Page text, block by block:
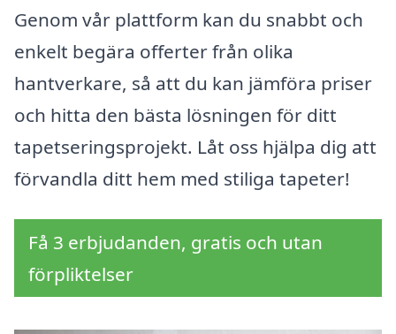
Genom vår plattform kan du snabbt och
enkelt begära offerter från olika
hantverkare, så att du kan jämföra priser
och hitta den bästa lösningen för ditt
tapetseringsprojekt. Låt oss hjälpa dig att
förvandla ditt hem med stiliga tapeter!
Få 3 erbjudanden, gratis och utan
förpliktelser